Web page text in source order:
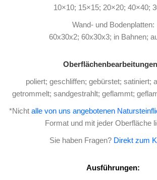
10×10; 15×15; 20×20; 40×40;
Wand- und Bodenplatten:
60x30x2; 60x30x3; in Bahnen;
poliert; geschliffen; gebürstet; satiniert;
getrommelt; sandgestrahlt; geflammt;
*Nicht alle von uns angebotenen
Format und mit jeder Oberfläche
Sie haben Fragen? Direkt zum
Ausführungen: